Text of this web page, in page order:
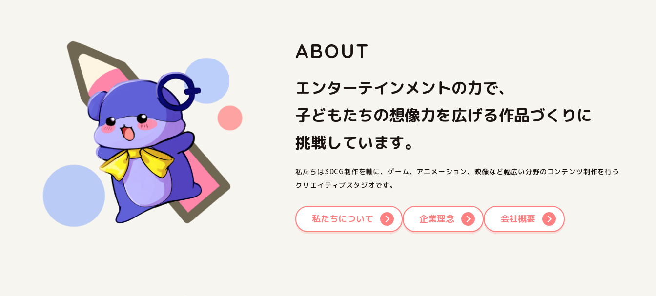
ABOUT
エンターテインメントの力で、
子どもたちの想像力を広げる作品づくりに
挑戦しています。
私たちは3DCG制作を軸に、ゲーム、アニメーション、映像など幅広い分野のコンテンツ制作を行う
クリエイティブスタジオです。
私たちについて 企業理念 会社概要